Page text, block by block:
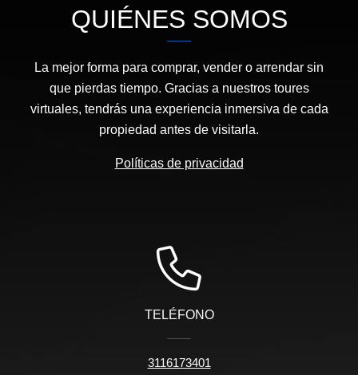
QUIÉNES SOMOS
La mejor forma para comprar, vender o arrendar sin
que pierdas tiempo. Gracias a nuestros toures
virtuales, tendrás una experiencia inmersiva de cada
propiedad antes de visitarla.
Políticas de privacidad
TELÉFONO
3116173401